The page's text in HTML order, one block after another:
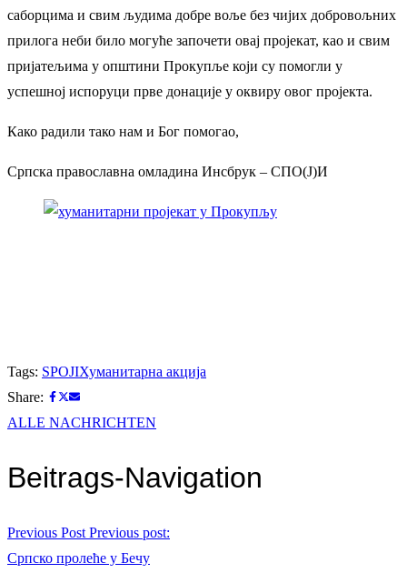
саборцима и свим људима добре воље без чијих добровољних
прилога неби било могуће започети овај пројекат, као и свим
пријатељима у општини Прокупље који су помогли у
успешној испоруци прве донације у оквиру овог пројекта.
Како радили тако нам и Бог помогао,
Српска православна омладина Инсбрук – СПО(Ј)И
Tags: SPOJIХуманитарна акција
Share:
ALLE NACHRICHTEN
Beitrags-Navigation
Previous Post Previous post:
Српско пролеће у Бечу